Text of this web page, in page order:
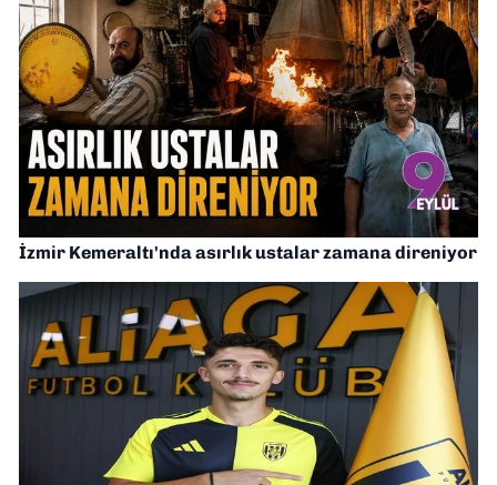
İzmir Kemeraltı'nda asırlık ustalar zamana direniyor